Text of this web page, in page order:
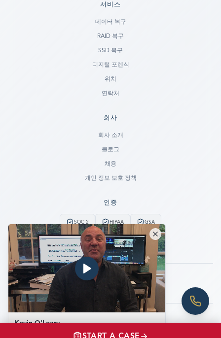
Kevin O'Leary
Video Testimonial — Shark Tank
서비스
데이터 복구
RAID 복구
SSD 복구
디지털 포렌식
위치
연락처
회사
회사 소개
블로그
채용
개인 정보 보호 정책
인증
SOC 2 HIPAA GSA
24시간 연중무휴 비상 서비스
데이터 없음, 비용 없음
LET US CALL YOU NOW!
REQUEST AN ESTIMATE
EMERGENCY DATA RECOVERY
FIND A LOCATION
FAQ
DATA SECURITY